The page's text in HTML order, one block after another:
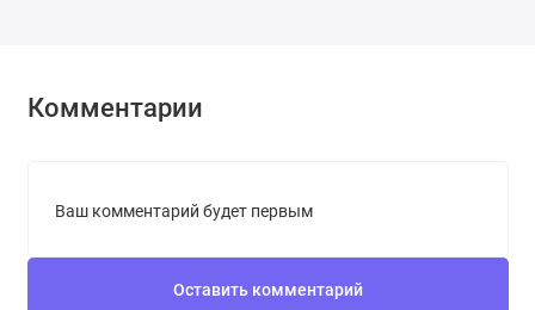
Комментарии
Ваш комментарий будет первым
Оставить комментарий